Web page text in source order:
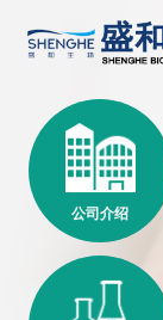
公司介绍